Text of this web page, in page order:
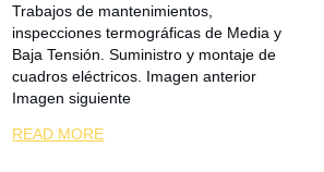
Trabajos de mantenimientos,
inspecciones termográficas de Media y
Baja Tensión. Suministro y montaje de
cuadros eléctricos. Imagen anterior
Imagen siguiente
READ MORE